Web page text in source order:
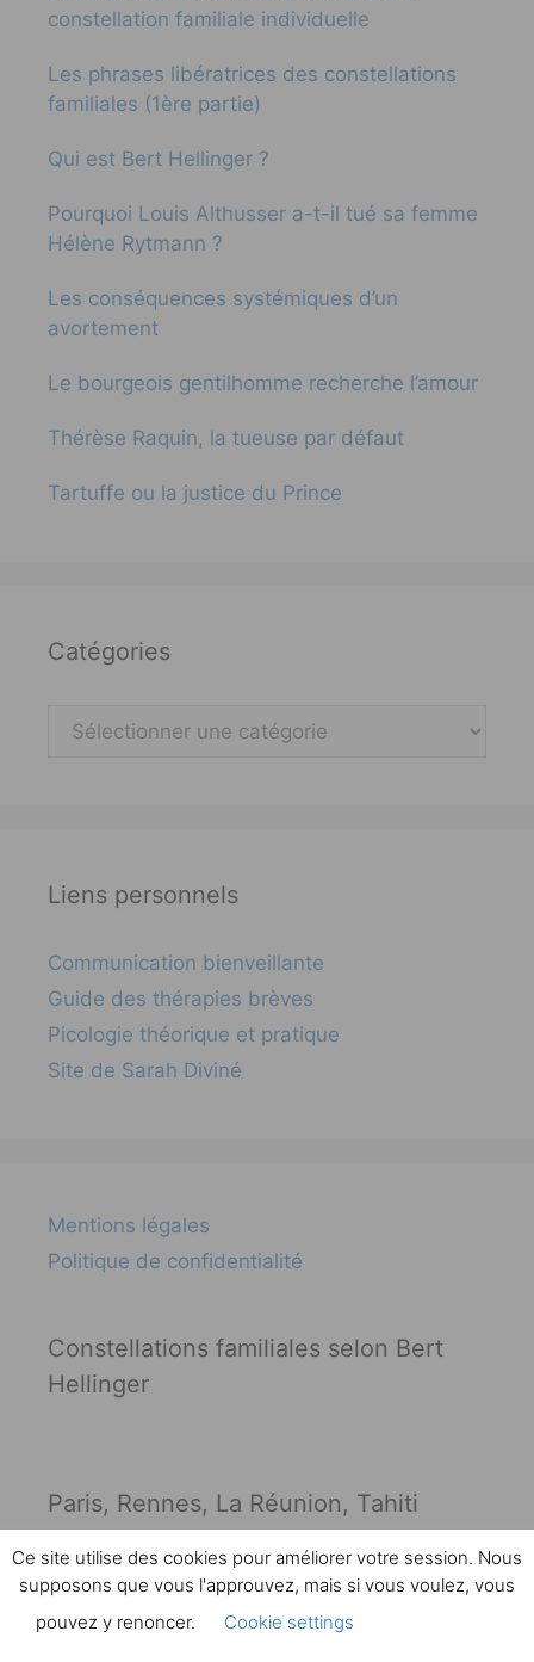
constellation familiale individuelle
Les phrases libératrices des constellations
familiales (1ère partie)
Qui est Bert Hellinger ?
Pourquoi Louis Althusser a-t-il tué sa femme
Hélène Rytmann ?
Les conséquences systémiques d’un
avortement
Le bourgeois gentilhomme recherche l’amour
Thérèse Raquin, la tueuse par défaut
Tartuffe ou la justice du Prince
Catégories
Catégories
Liens personnels
Communication bienveillante
Guide des thérapies brèves
Picologie théorique et pratique
Site de Sarah Diviné
Mentions légales
Politique de confidentialité
Constellations familiales selon Bert
Hellinger
Paris, Rennes, La Réunion, Tahiti
Ce site utilise des cookies pour améliorer votre session. Nous
supposons que vous l'approuvez, mais si vous voulez, vous
pouvez y renoncer.
Cookie settings